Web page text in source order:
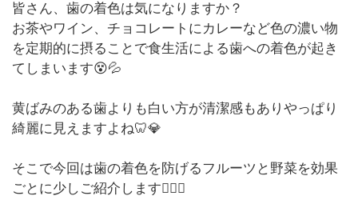
皆さん、歯の着色は気になりますか？
お茶やワイン、チョコレートにカレーなど色の濃い物
を定期的に摂ることで食生活による歯への着色が起き
てしまいます😵💦
黄ばみのある歯よりも白い方が清潔感もありやっぱり
綺麗に見えますよね🦷💎
そこで今回は歯の着色を防げるフルーツと野菜を効果
ごとに少しご紹介します💁🏻‍♀️